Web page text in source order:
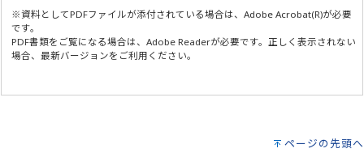
※資料としてPDFファイルが添付されている場合は、Adobe Acrobat(R)が必要
です。
PDF書類をご覧になる場合は、Adobe Readerが必要です。正しく表示されない
場合、最新バージョンをご利用ください。
ページの先頭へ